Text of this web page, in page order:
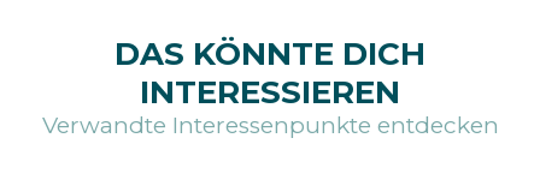
DAS KÖNNTE DICH
INTERESSIEREN
Verwandte Interessenpunkte entdecken